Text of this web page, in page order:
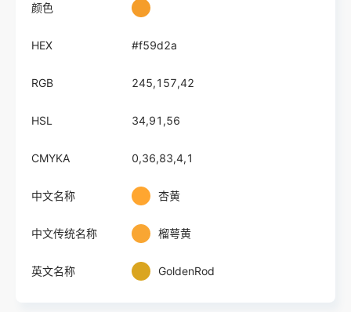
颜色
HEX #f59d2a
RGB 245,157,42
HSL 34,91,56
CMYKA 0,36,83,4,1
中文名称 杏黄
中文传统名称 榴萼黄
英文名称 GoldenRod